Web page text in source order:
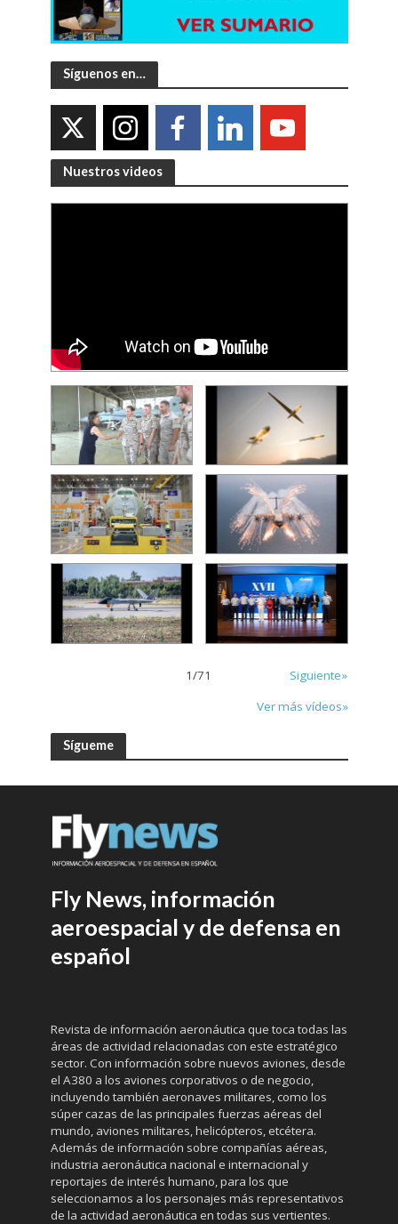
Síguenos en…
Nuestros videos
1/71
Siguiente»
Ver más vídeos»
Sígueme
Fly News, información
aeroespacial y de defensa en
español
Revista de información aeronáutica que toca todas las
áreas de actividad relacionadas con este estratégico
sector. Con información sobre nuevos aviones, desde
el A380 a los aviones corporativos o de negocio,
incluyendo también aeronaves militares, como los
súper cazas de las principales fuerzas aéreas del
mundo, aviones militares, helicópteros, etcétera.
Además de información sobre compañías aéreas,
industria aeronáutica nacional e internacional y
reportajes de interés humano, para los que
seleccionamos a los personajes más representativos
de la actividad aeronáutica en todas sus vertientes.